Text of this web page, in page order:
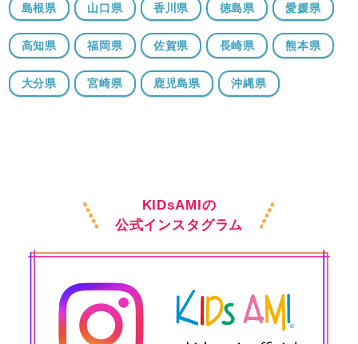
島根県 山口県 香川県 徳島県 愛媛県
高知県 福岡県 佐賀県 長崎県 熊本県
大分県 宮崎県 鹿児島県 沖縄県
KIDsAMIの
公式インスタグラム